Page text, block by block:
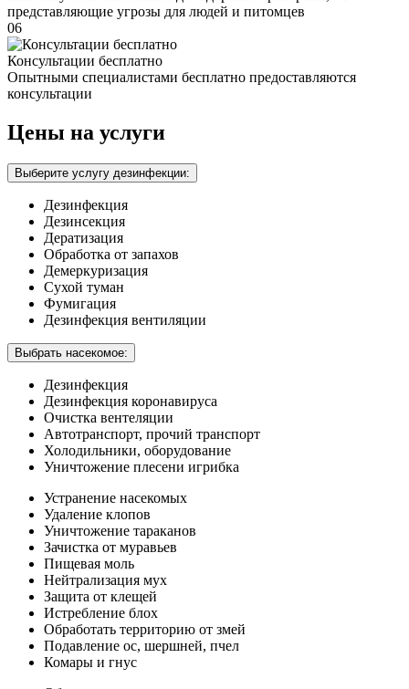
представляющие угрозы для людей и питомцев
06
Консультации бесплатно
Опытными специалистами бесплатно предоставляются
консультации
Цены на услуги
Выберите услугу дезинфекции:
Дезинфекция
Дезинсекция
Дератизация
Обработка от запахов
Демеркуризация
Сухой туман
Фумигация
Дезинфекция вентиляции
Выбрать насекомое:
Дезинфекция
Дезинфекция коронавируса
Очистка вентеляции
Автотранспорт, прочий транспорт
Холодильники, оборудование
Уничтожение плесени игрибка
Устранение насекомых
Удаление клопов
Уничтожение тараканов
Зачистка от муравьев
Пищевая моль
Нейтрализация мух
Защита от клещей
Истребление блох
Обработать территорию от змей
Подавление ос, шершней, пчел
Комары и гнус